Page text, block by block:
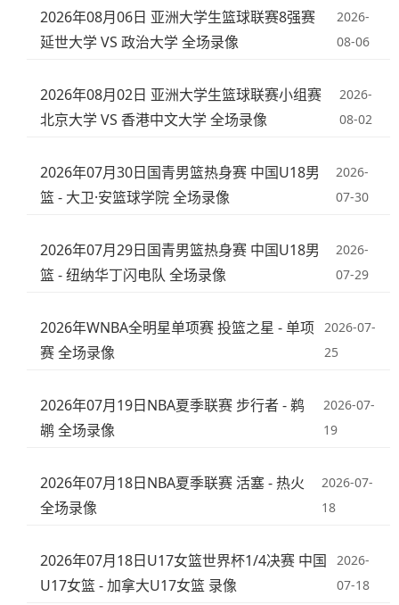
2026年08月06日 亚洲大学生篮球联赛8强赛
延世大学 VS 政治大学 全场录像
2026-
08-06
2026年08月02日 亚洲大学生篮球联赛小组赛
北京大学 VS 香港中文大学 全场录像
2026-
08-02
2026年07月30日国青男篮热身赛 中国U18男
篮 - 大卫·安篮球学院 全场录像
2026-
07-30
2026年07月29日国青男篮热身赛 中国U18男
篮 - 纽纳华丁闪电队 全场录像
2026-
07-29
2026年WNBA全明星单项赛 投篮之星 - 单项
赛 全场录像
2026-07-
25
2026年07月19日NBA夏季联赛 步行者 - 鹈
鹕 全场录像
2026-07-
19
2026年07月18日NBA夏季联赛 活塞 - 热火
全场录像
2026-07-
18
2026年07月18日U17女篮世界杯1/4决赛 中国
U17女篮 - 加拿大U17女篮 录像
2026-
07-18